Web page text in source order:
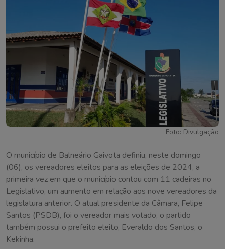
Foto: Divulgação
O município de Balneário Gaivota definiu, neste domingo
(06), os vereadores eleitos para as eleições de 2024, a
primeira vez em que o município contou com 11 cadeiras no
Legislativo, um aumento em relação aos nove vereadores da
legislatura anterior. O atual presidente da Câmara, Felipe
Santos (PSDB), foi o vereador mais votado, o partido
também possui o prefeito eleito, Everaldo dos Santos, o
Kekinha.